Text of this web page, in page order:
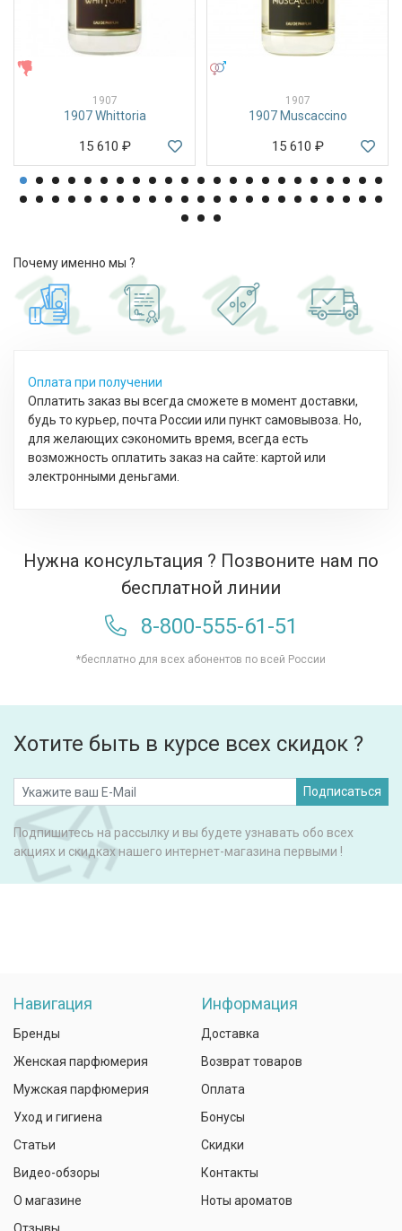
1907
1907 Whittoria
15 610 ₽
1907
1907 Muscaccino
15 610 ₽
Почему именно мы ?
Оплата при получении
Оплатить заказ вы всегда сможете в момент доставки,
будь то курьер, почта России или пункт самовывоза. Но,
для желающих сэкономить время, всегда есть
возможность оплатить заказ на сайте: картой или
электронными деньгами.
Нужна консультация ? Позвоните нам по
бесплатной линии
8-800-555-61-51
*бесплатно для всех абонентов по всей России
Хотите быть в курсе всех скидок ?
Подписаться
Подпишитесь на рассылку и вы будете узнавать обо всех
акциях и скидках нашего интернет-магазина первыми !
Навигация
Бренды
Женская парфюмерия
Мужская парфюмерия
Уход и гигиена
Статьи
Видео-обзоры
О магазине
Информация
Доставка
Возврат товаров
Оплата
Бонусы
Скидки
Контакты
Ноты ароматов